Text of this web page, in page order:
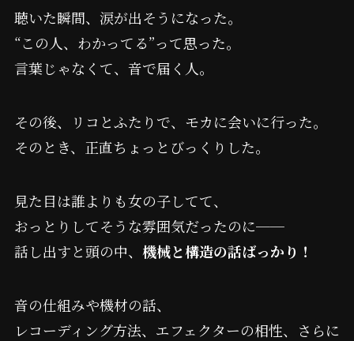
聴いた瞬間、涙が出そうになった。
“この人、わかってる”って思った。
言葉じゃなくて、音で届く人。
その後、リコとふたりで、モカに会いに行った。
そのとき、正直ちょっとびっくりした。
見た目は誰よりも女の子してて、
おっとりしてそうな雰囲気だったのに──
話し出すと頭の中、 機械と構造の話ばっかり！
音の仕組みや機材の話、
レコーディング方法、エフェクターの相性、さらに